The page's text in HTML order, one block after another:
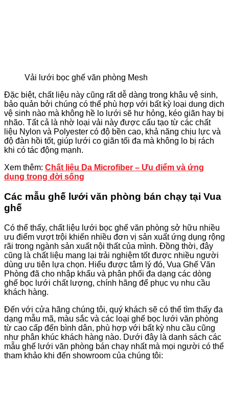
Vải lưới bọc ghế văn phòng Mesh
Đặc biệt, chất liệu này cũng rất dễ dàng trong khâu vệ sinh,
bảo quản bởi chúng có thể phù hợp với bất kỳ loại dung dịch
vệ sinh nào mà không hề lo lưới sẽ hư hỏng, kéo giãn hay bị
nhão. Tất cả là nhờ loại vải này được cấu tạo từ các chất
liệu Nylon và Polyester có độ bền cao, khả năng chịu lực và
độ đàn hồi tốt, giúp lưới co giãn tối đa mà không lo bị rách
khi có tác động mạnh.
Xem thêm: Chất liệu Da Microfiber – Ưu điểm và ứng
dụng trong đời sống
Các mẫu ghế lưới văn phòng bán chạy tại Vua
ghế
Có thể thấy, chất liệu lưới bọc ghế văn phòng sở hữu nhiều
ưu điểm vượt trội khiến nhiều đơn vị sản xuất ứng dụng rộng
rãi trong ngành sản xuất nội thất của mình. Đồng thời, đây
cũng là chất liệu mang lại trải nghiệm tốt được nhiều người
dùng ưu tiên lựa chọn. Hiểu được tâm lý đó, Vua Ghế Văn
Phòng đã cho nhập khẩu và phân phối đa dạng các dòng
ghế bọc lưới chất lượng, chính hãng để phục vụ nhu cầu
khách hàng.
Đến với cửa hãng chúng tôi, quý khách sẽ có thể tìm thấy đa
dạng mẫu mã, màu sắc và các loại ghế bọc lưới văn phòng
từ cao cấp đến bình dân, phù hợp với bất kỳ nhu cầu cũng
như phân khúc khách hàng nào. Dưới đây là danh sách các
mẫu ghế lưới văn phòng bán chạy nhất mà mọi người có thể
tham khảo khi đến showroom của chúng tôi: